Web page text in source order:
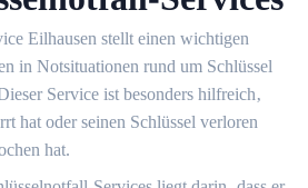
Eilhausen stellt einen wichtigen
in Notsituationen rund um Schlüssel
Service ist besonders hilfreich‚
hat oder seinen Schlüssel verloren
hat.​